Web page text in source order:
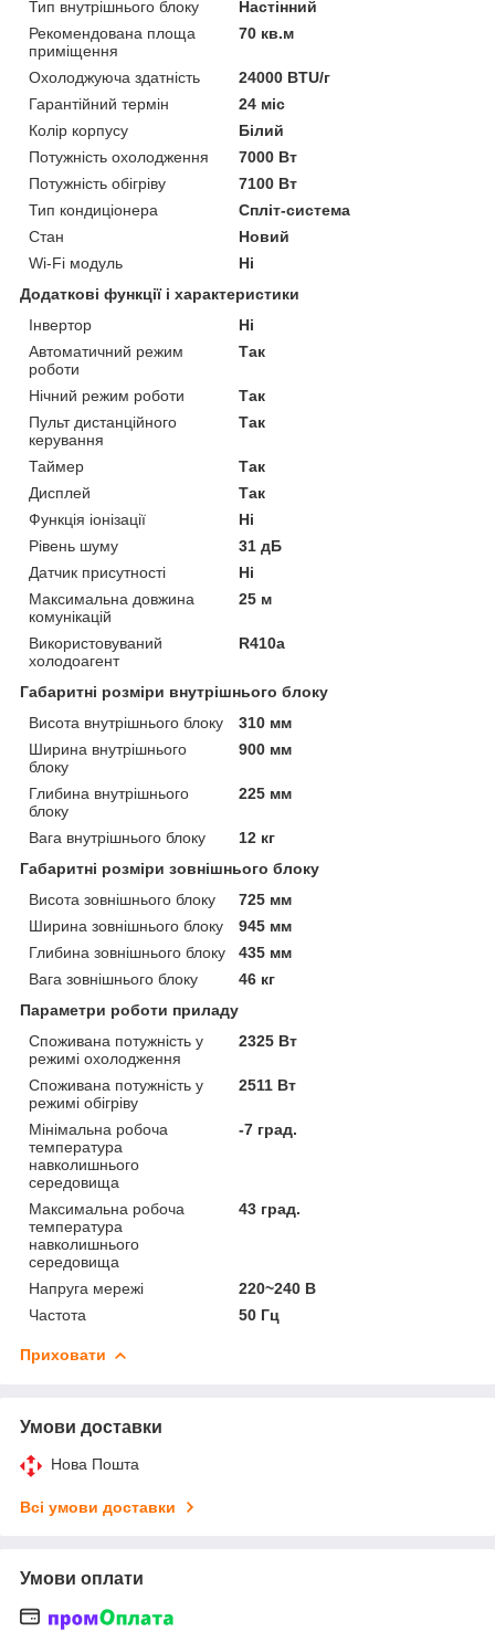
Тип внутрішнього блоку
Настінний
Рекомендована площа
приміщення
70 кв.м
Охолоджуюча здатність
24000 BTU/г
Гарантійний термін
24 міс
Колір корпусу
Білий
Потужність охолодження
7000 Вт
Потужність обігріву
7100 Вт
Тип кондиціонера
Спліт-система
Стан
Новий
Wi-Fi модуль
Ні
Додаткові функції і характеристики
Інвертор
Ні
Автоматичний режим
роботи
Так
Нічний режим роботи
Так
Пульт дистанційного
керування
Так
Таймер
Так
Дисплей
Так
Функція іонізації
Ні
Рівень шуму
31 дБ
Датчик присутності
Ні
Максимальна довжина
комунікацій
25 м
Використовуваний
холодоагент
R410a
Габаритні розміри внутрішнього блоку
Висота внутрішнього блоку
310 мм
Ширина внутрішнього
блоку
900 мм
Глибина внутрішнього
блоку
225 мм
Вага внутрішнього блоку
12 кг
Габаритні розміри зовнішнього блоку
Висота зовнішнього блоку
725 мм
Ширина зовнішнього блоку
945 мм
Глибина зовнішнього блоку
435 мм
Вага зовнішнього блоку
46 кг
Параметри роботи приладу
Споживана потужність у
режимі охолодження
2325 Вт
Споживана потужність у
режимі обігріву
2511 Вт
Мінімальна робоча
температура
навколишнього
середовища
-7 град.
Максимальна робоча
температура
навколишнього
середовища
43 град.
Напруга мережі
220~240 В
Частота
50 Гц
Приховати
Умови доставки
Нова Пошта
Всі умови доставки
Умови оплати